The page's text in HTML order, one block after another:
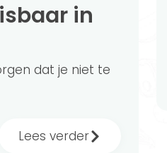
dat je niet te
Lees verder